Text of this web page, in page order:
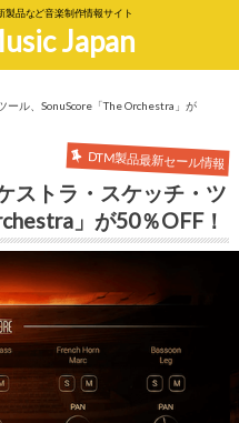
製品など音楽制作情報サイト
Japan
ール、SonuScore「The Orchestra」が
DTM製品最新セール情報
ストラ・スケッチ・ツ
」が50％OFF！